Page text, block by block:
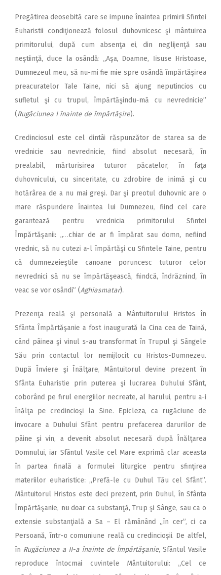
Pregătirea deosebită care se impune înaintea primirii Sfintei
Euharistii condiţionează folosul duhovnicesc şi mântuirea
primitorului, după cum absenţa ei, din neglijenţă sau
neştiinţă, duce la osândă: „Aşa, Doamne, Iisuse Hristoase,
Dumnezeul meu, să nu-mi fie mie spre osândă împărtăşirea
preacuratelor Tale Taine, nici să ajung neputincios cu
sufletul şi cu trupul, împărtăşindu-mă cu nevrednicie”
(Rugăciunea I înainte de împărtăşire).
Credinciosul este cel dintâi răspunzător de starea sa de
vrednicie sau nevrednicie, fiind absolut necesară, în
prealabil, mărturisirea tuturor păcatelor, în faţa
duhovnicului, cu sinceritate, cu zdrobire de inimă şi cu
hotărârea de a nu mai greşi. Dar şi preotul duhovnic are o
mare răspundere înaintea lui Dumnezeu, fiind cel care
garantează pentru vrednicia primitorului Sfintei
Împărtăşanii: „…chiar de ar fi împărat sau domn, nefiind
vrednic, să nu cutezi a-l împărtăşi cu Sfintele Taine, pentru
că dumnezeieştile canoane poruncesc tuturor celor
nevrednici să nu se împărtăşească, fiindcă, îndrăznind, în
veac se vor osândi” (Aghiasmatar).
Prezenţa reală şi personală a Mântuitorului Hristos în
Sfânta Împărtăşanie a fost inaugurată la Cina cea de Taină,
când pâinea şi vinul s-au transformat în Trupul şi Sângele
Său prin contactul lor nemijlocit cu Hristos-Dumnezeu.
După Înviere şi Înălţare, Mântuitorul devine prezent în
Sfânta Euharistie prin puterea şi lucrarea Duhului Sfânt,
coborând pe firul energiilor necreate, al harului, pentru a-i
înălţa pe credincioşi la Sine. Epicleza, ca rugăciune de
invocare a Duhului Sfânt pentru prefacerea darurilor de
pâine şi vin, a devenit absolut necesară după Înălţarea
Domnului, iar Sfântul Vasile cel Mare exprimă clar aceasta
în partea finală a formulei liturgice pentru sfinţirea
materiilor euharistice: „Prefă-le cu Duhul Tău cel Sfânt”.
Mântuitorul Hristos este deci prezent, prin Duhul, în Sfânta
Împărtăşanie, nu doar ca substanţă, Trup şi Sânge, sau ca o
extensie substanţială a Sa – El rămânând „în cer”, ci ca
Persoană, într-o comuniune reală cu credincioşii. De altfel,
în Rugăciunea a II-a înainte de Împărtăşanie, Sfântul Vasile
reproduce întocmai cuvintele Mântuitorului: „Cel ce